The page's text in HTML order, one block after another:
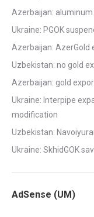
Azerbaijan: aluminum
Ukraine: PGOK
Azerbaijan: AzerGold
Uzbekistan: no gold
Azerbaijan: gold
Ukraine: Interpipe
modification
Uzbekistan:
Ukraine: SkhidGOK
AdSense (UM)